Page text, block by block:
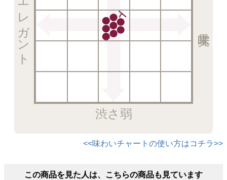
渋さ弱
エレガント
<<味わいチャートの使い方はコチラ>>
この商品を見た人は、こちらの商品も見ています